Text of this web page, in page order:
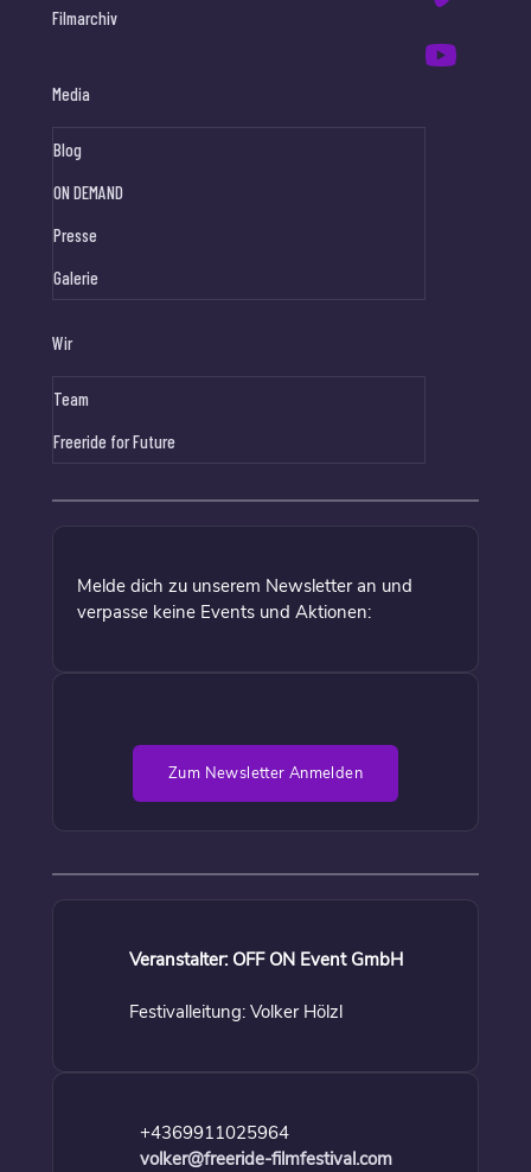
Filmarchiv
Media
Blog
ON DEMAND
Presse
Galerie
Wir
Team
Freeride for Future
Melde dich zu unserem Newsletter an und
verpasse keine Events und Aktionen:
Zum Newsletter Anmelden
Veranstalter: OFF ON Event GmbH
Festivalleitung: Volker Hölzl
+4369911025964
volker@freeride-filmfestival.com